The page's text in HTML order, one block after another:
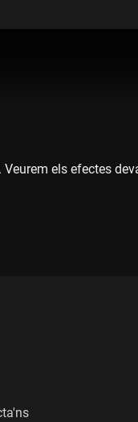
els efectes